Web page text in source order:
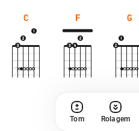
C F G
Tom Rolagem